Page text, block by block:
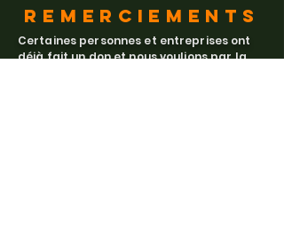
Remerciements
Certaines personnes et entreprises ont
déjà fait un don et nous voulions par la